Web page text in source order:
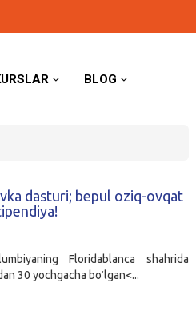
BLOG
dasturi; bepul oziq-ovqat
Floridablanca shahrida
30 yochgacha boʻlgan<...